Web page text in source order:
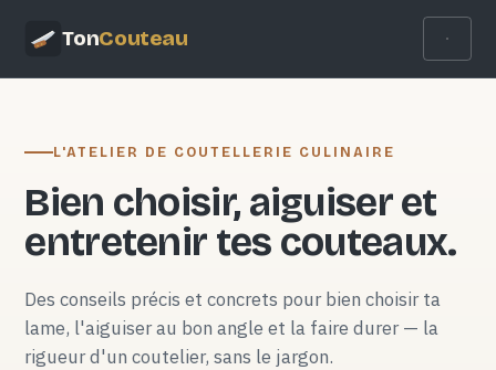
TonCouteau
L'ATELIER DE COUTELLERIE CULINAIRE
Bien choisir, aiguiser et
entretenir tes couteaux.
Des conseils précis et concrets pour bien choisir ta
lame, l'aiguiser au bon angle et la faire durer — la
rigueur d'un coutelier, sans le jargon.